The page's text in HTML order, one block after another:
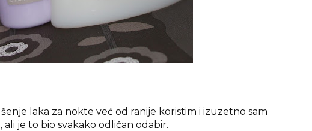
laka za nokte već od ranije koristim i izuzetno sam
je to bio svakako odličan odabir.